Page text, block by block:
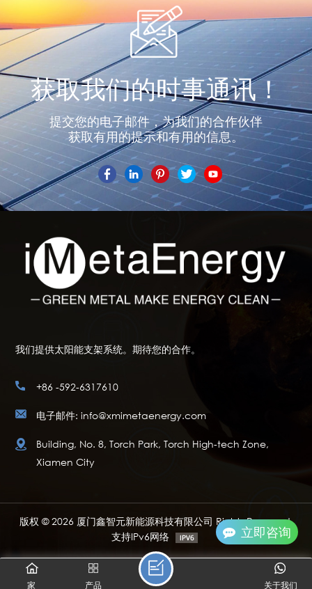
立即咨询
了解更多
了解更多
获取我们的时事通讯！
提交您的电子邮件，为我们的合作伙伴
获取有用的提示和有用的信息。
我们提供太阳能支架系统。期待您的合作。
+86 -592-6317610
电子邮件: info@xmimetaenergy.com
Building, No. 8, Torch Park, Torch High-tech Zone,
Xiamen City
版权 © 2026 厦门鑫智元新能源科技有限公司 Rights Reserved.
支持IPv6网络
家 产品 关于我们